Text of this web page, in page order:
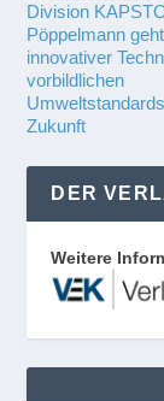
Division
Pöppelmann
innovativer
vorbildlichen
Zukunft
DER
Weitere